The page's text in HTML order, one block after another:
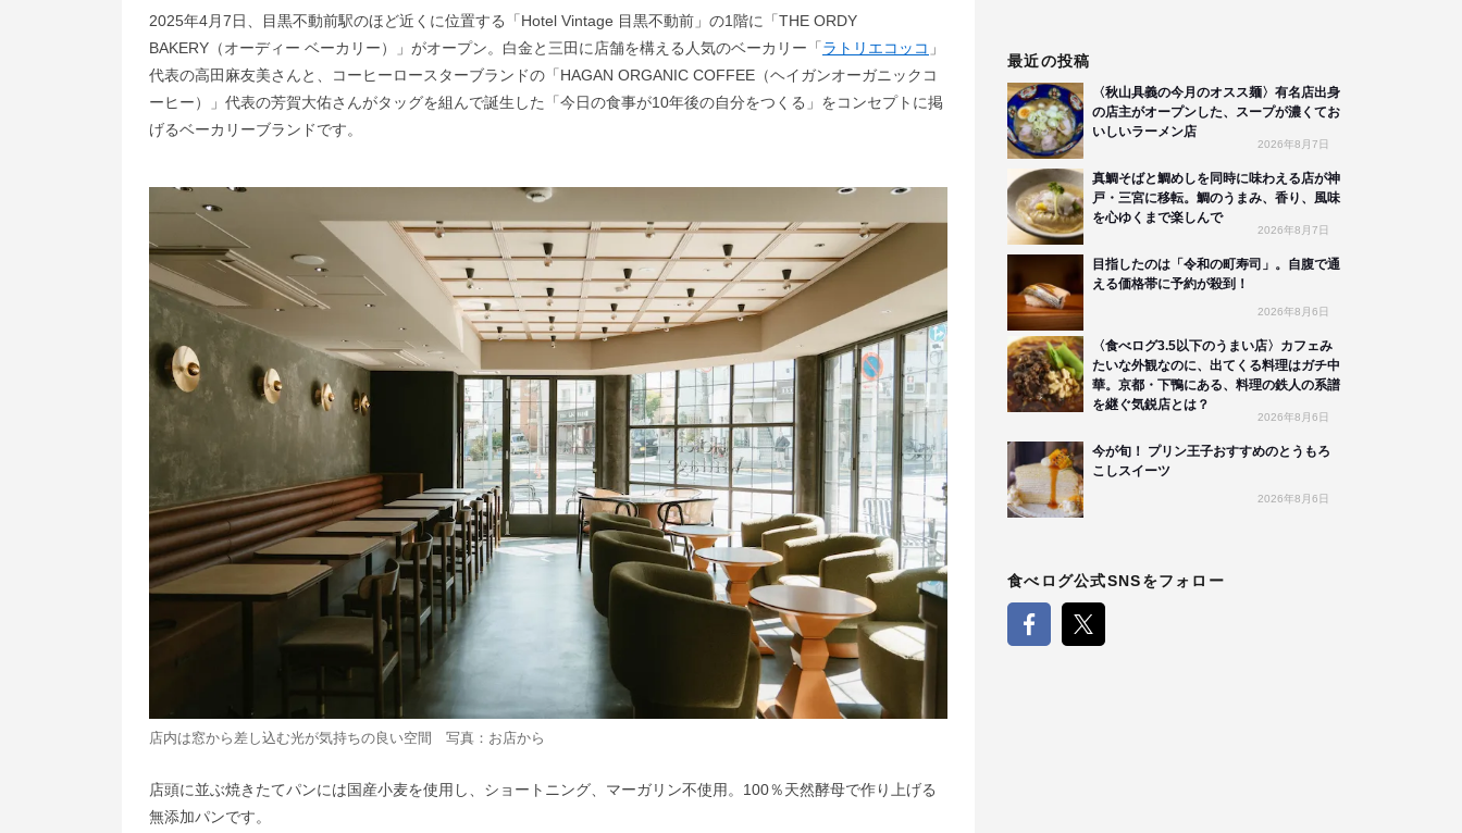
2025年4月7日、目黒不動前駅のほど近くに位置する「Hotel Vintage 目黒不動前」の1階に「THE ORDY
BAKERY（オーディー ベーカリー）」がオープン。白金と三田に店舗を構える人気のベーカリー「ラトリエコッコ 」
代表の高田麻友美さんと、コーヒーロースターブランドの「HAGAN ORGANIC COFFEE（ヘイガンオーガニックコ
ーヒー）」代表の芳賀大佑さんがタッグを組んで誕生した「今日の食事が10年後の自分をつくる」をコンセプトに掲
げるベーカリーブランドです。
店内は窓から差し込む光が気持ちの良い空間 写真：お店から
店頭に並ぶ焼きたてパンには国産小麦を使用し、ショートニング、マーガリン不使用。100％天然酵母で作り上げる
無添加パンです。
最近の投稿
〈秋山具義の今月のオスス麺〉有名店出身
の店主がオープンした、スープが濃くてお
いしいラーメン店
2026年8月7日
真鯛そばと鯛めしを同時に味わえる店が神
戸・三宮に移転。鯛のうまみ、香り、風味
を心ゆくまで楽しんで
2026年8月7日
目指したのは「令和の町寿司」。自腹で通
える価格帯に予約が殺到！
2026年8月6日
〈食べログ3.5以下のうまい店〉カフェみ
たいな外観なのに、出てくる料理はガチ中
華。京都・下鴨にある、料理の鉄人の系譜
を継ぐ気鋭店とは？
2026年8月6日
今が旬！ プリン王子おすすめのとうもろ
こしスイーツ
2026年8月6日
食べログ公式SNSをフォロー